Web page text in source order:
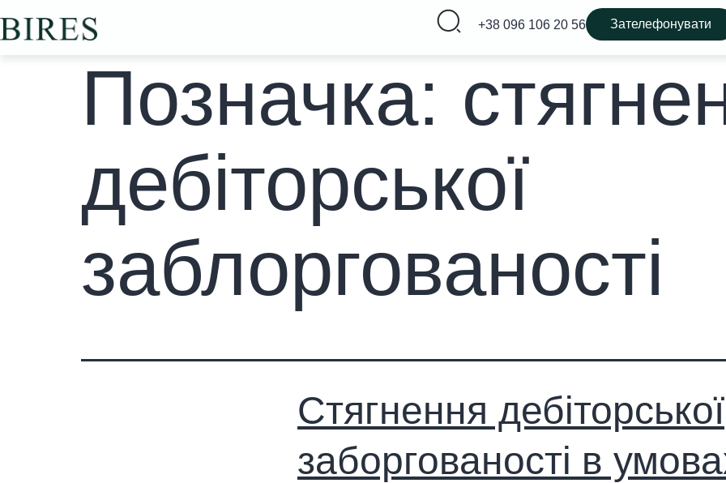
+38 096 106 20 56 Зателефонувати
Позначка:
дебіторської
заблоргованості
Стягнення дебіторської
заборгованості в